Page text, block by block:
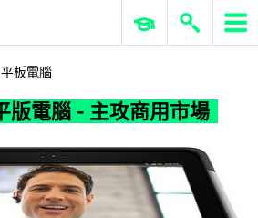
出平版電腦 - 主攻商用市場
ERP 與商業 AI
平板電腦
版電腦 - 主攻商用市場